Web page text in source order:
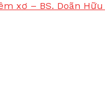
xơ – BS. Doãn